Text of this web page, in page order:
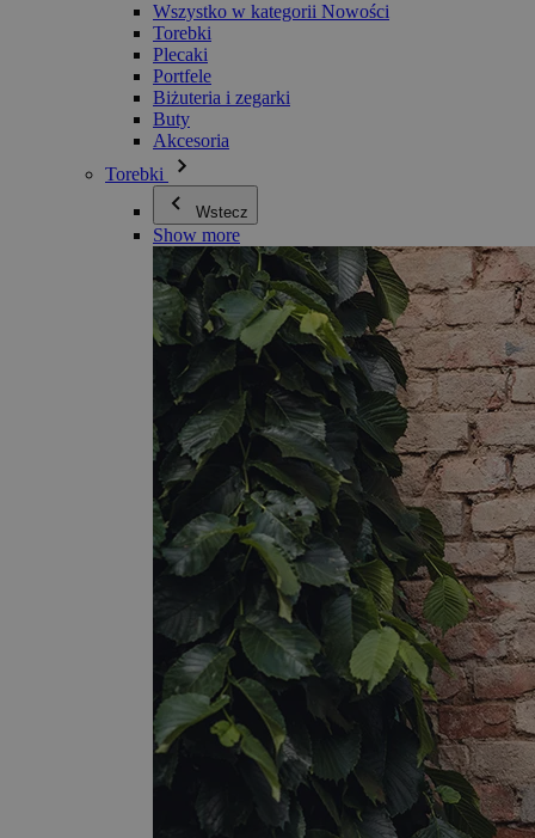
Wszystko w kategorii Nowości
Torebki
Plecaki
Portfele
Biżuteria i zegarki
Buty
Akcesoria
Torebki
Wstecz
Show more